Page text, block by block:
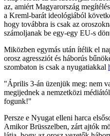
az, amiért Magyarország
a Kreml-barát ideológiából
hogy továbbra is csak az
számoljanak be egy-egy EU-s
Miközben egymás után ítélik el
orosz agressziót és háborús
szombaton is csak a nyugatiakkal
"Április 3-án üzenjük meg: nem
megijednek a nemzetközi
fogunk!"
Persze e Nyugat elleni harca
Amikor Brüsszelben, zárt ajtók